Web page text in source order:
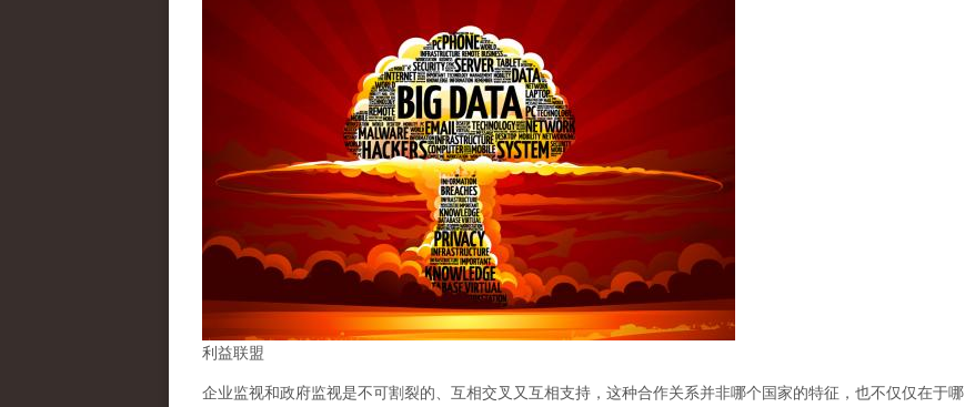
利益联盟
企业监视和政府监视是不可割裂的、互相交叉又互相支持，这种合作关系并非哪个国家的特征，也不仅仅在于哪